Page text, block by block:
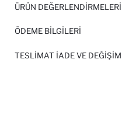
ÜRÜN DEĞERLENDİRMELERİ
ÖDEME BİLGİLERİ
TESLIMAT İADE VE DEĞIŞIM